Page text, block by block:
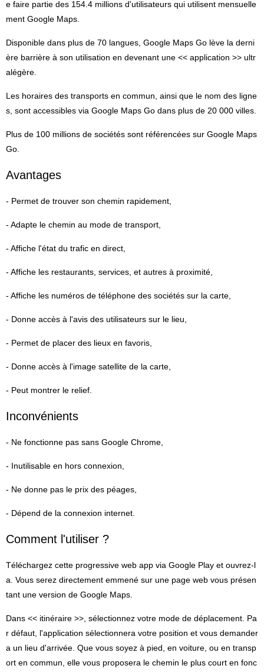
e faire partie des 154.4 millions d'utilisateurs qui utilisent mensuelle
ment Google Maps.
Disponible dans plus de 70 langues, Google Maps Go lève la derni
ère barrière à son utilisation en devenant une << application >> ultr
alégère.
Les horaires des transports en commun, ainsi que le nom des ligne
s, sont accessibles via Google Maps Go dans plus de 20 000 villes.
Plus de 100 millions de sociétés sont référencées sur Google Maps
Go.
Avantages
- Permet de trouver son chemin rapidement,
- Adapte le chemin au mode de transport,
- Affiche l'état du trafic en direct,
- Affiche les restaurants, services, et autres à proximité,
- Affiche les numéros de téléphone des sociétés sur la carte,
- Donne accès à l'avis des utilisateurs sur le lieu,
- Permet de placer des lieux en favoris,
- Donne accès à l'image satellite de la carte,
- Peut montrer le relief.
Inconvénients
- Ne fonctionne pas sans Google Chrome,
- Inutilisable en hors connexion,
- Ne donne pas le prix des péages,
- Dépend de la connexion internet.
Comment l'utiliser ?
Téléchargez cette progressive web app via Google Play et ouvrez-l
a. Vous serez directement emmené sur une page web vous présen
tant une version de Google Maps.
Dans << itinéraire >>, sélectionnez votre mode de déplacement. Pa
r défaut, l'application sélectionnera votre position et vous demander
a un lieu d'arrivée. Que vous soyez à pied, en voiture, ou en transp
ort en commun, elle vous proposera le chemin le plus court en fonc